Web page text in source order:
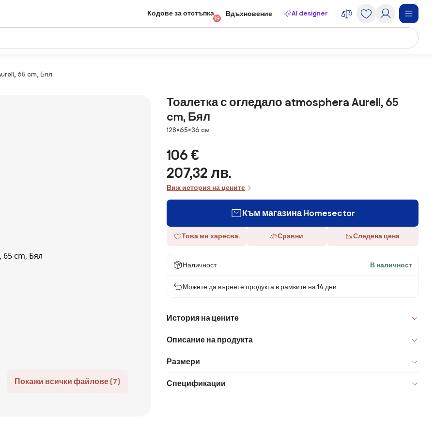
Кодове за отстъпка
19
Вдъхновение AI designer
65 cm, Бял
Покажи всички файлове (7)
Тоалетка с огледало atmosphera Aurell, 65
cm, Бял
Размери
128×65×36 cм
106 €
207,32 лв.
Виж история на цените
Към магазина Homesector
Това ми харесва. Сравни Следена цена
Наличност В наличност
Можете да върнете продукта в рамките на 14 дни
История на цените
Описание на продукта
Размери
Спецификации